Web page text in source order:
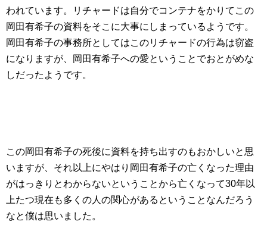
われています。リチャードは自分でコンテナをかりてこの
岡田有希子の資料をそこに大事にしまっているようです。
岡田有希子の事務所としてはこのリチャードの行為は窃盗
になりますが、岡田有希子への愛ということでおとがめな
しだったようです。
この岡田有希子の死後に資料を持ち出すのもおかしいと思
いますが、それ以上にやはり岡田有希子の亡くなった理由
がはっきりとわからないということから亡くなって30年以
上たつ現在も多くの人の関心があるということなんだろう
なと僕は思いました。